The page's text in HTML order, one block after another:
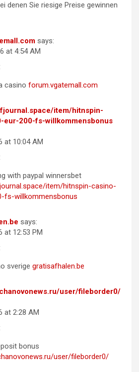
denen Sie riesige Preise gewinnen
says:
at 4:54 AM
casino forum.vgatemall.com
item/hitnspin-
eur-200-fs-willkommensbonus
at 10:04 AM
with paypal winnersbet
item/hitnspin-casino-
fs-willkommensbonus
says:
at 12:53 PM
sverige gratisafhalen.be
user/fileborder0/
at 2:28 AM
bonus
user/fileborder0/